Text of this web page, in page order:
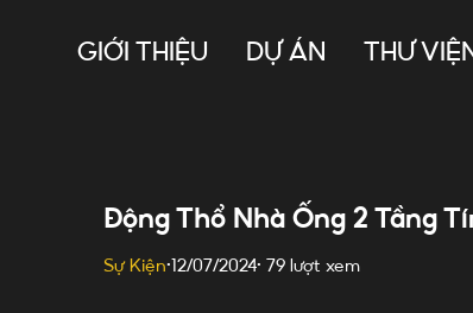
GIỚI THIỆU DỰ ÁN THƯ
Động Thổ Nhà Ống 2 Tầng
Sự Kiện• 12/07/2024• 79 lượt xem